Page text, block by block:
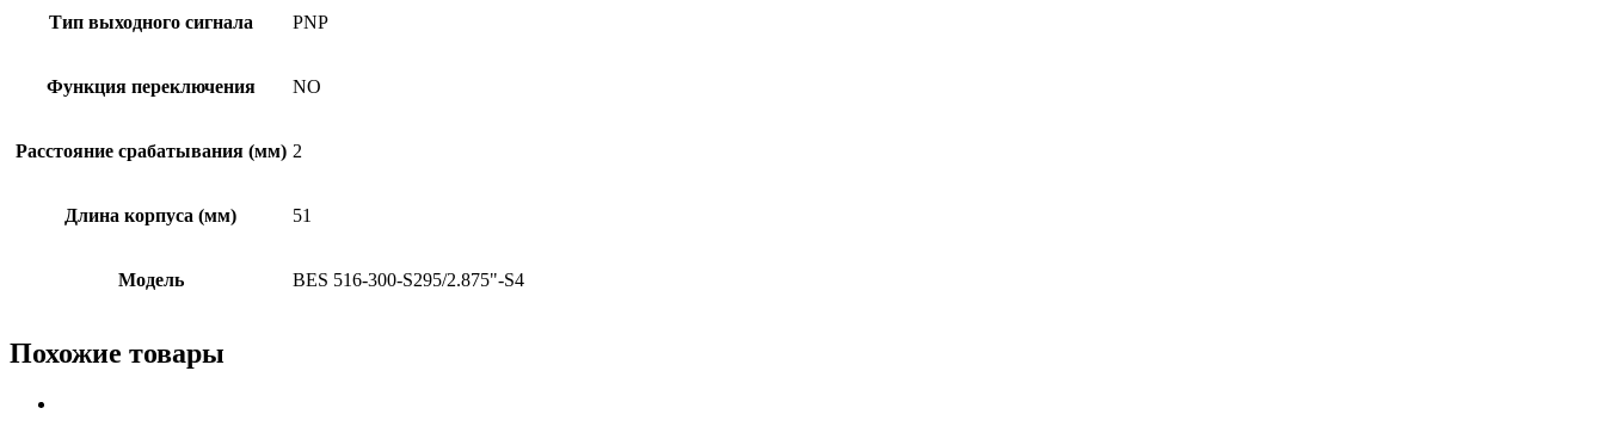
Тип выходного сигнала PNP
Функция переключения NO
Расстояние срабатывания (мм) 2
Длина корпуса (мм) 51
Модель BES 516-300-S295/2.875"-S4
Похожие товары